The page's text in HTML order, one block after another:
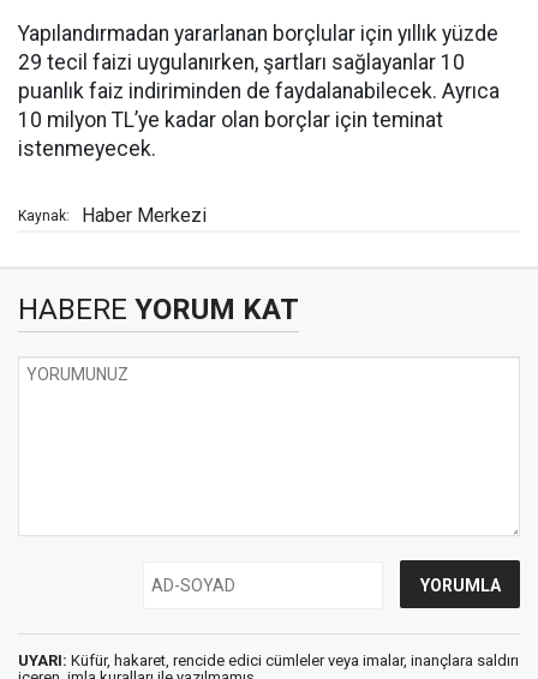
Yapılandırmadan yararlanan borçlular için yıllık yüzde
29 tecil faizi uygulanırken, şartları sağlayanlar 10
puanlık faiz indiriminden de faydalanabilecek. Ayrıca
10 milyon TL’ye kadar olan borçlar için teminat
istenmeyecek.
Kaynak: Haber Merkezi
HABERE YORUM KAT
UYARI: Küfür, hakaret, rencide edici cümleler veya imalar, inançlara saldırı